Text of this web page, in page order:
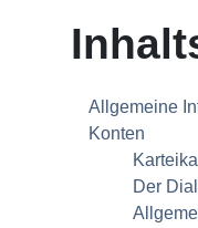
Allgemeine
Konten
Der